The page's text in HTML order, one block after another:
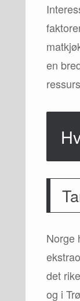
en
Norge
det
og i